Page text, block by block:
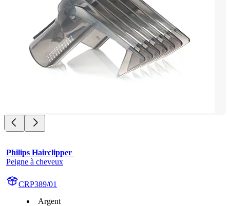
Philips Hairclipper
Peigne à cheveux
CRP389/01
Argent